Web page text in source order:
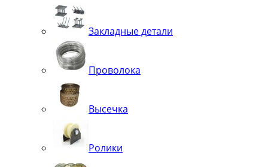
Закладные детали
Проволока
Высечка
Ролики